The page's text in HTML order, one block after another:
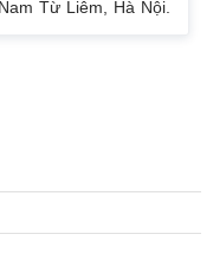
Từ Liêm, Hà Nội.